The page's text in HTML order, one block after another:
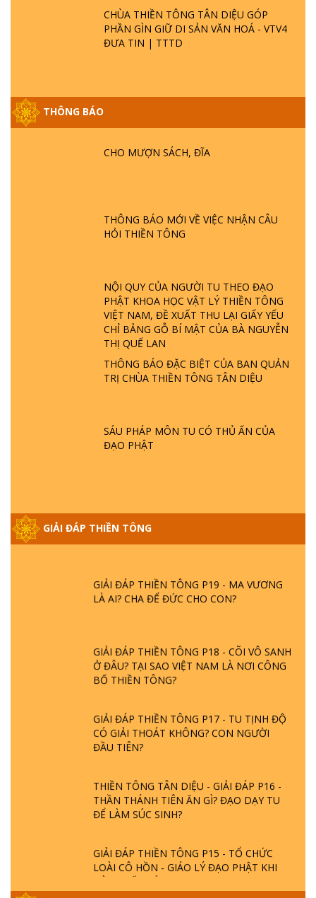
CHÙA THIỀN TÔNG TÂN DIỆU GÓP
PHẦN GÌN GIỮ DI SẢN VĂN HOÁ - VTV4
ĐƯA TIN | TTTD
THÔNG BÁO
CHO MƯỢN SÁCH, ĐĨA
THÔNG BÁO MỚI VỀ VIỆC NHẬN CÂU
HỎI THIỀN TÔNG
NỘI QUY CỦA NGƯỜI TU THEO ĐẠO
PHẬT KHOA HỌC VẬT LÝ THIỀN TÔNG
VIỆT NAM, ĐỀ XUẤT THU LẠI GIẤY YẾU
CHỈ BẢNG GỖ BÍ MẬT CỦA BÀ NGUYỄN
THỊ QUẾ LAN
THÔNG BÁO ĐẶC BIỆT CỦA BAN QUẢN
TRỊ CHÙA THIỀN TÔNG TÂN DIỆU
SÁU PHÁP MÔN TU CÓ THỦ ẤN CỦA
ĐẠO PHẬT
GIẢI ĐÁP THIỀN TÔNG
PHẬT KHÔNG NÓI? HỘI LONG HOA LÀ
HỘI GÌ? TỬ VÌ ĐẠO
TTTD
GIẢI ĐÁP ĐẶC BIỆT P23 - THIÊN ĐÀNG Ở
GIẢI ĐÁP THIỀN TÔNG ĐẶC BIỆT P22 - TẠI
SAO TRÁI ĐẤT NHIỀU THIÊN TAI - LŨ LỤT
- HỎA HOẠN | TTTD
GIẢI ĐÁP THIỀN TÔNG ĐẶC BIỆT P21 - TẠI
SAO ĐỨC PHẬT BƯỚC ĐI 7 BƯỚC TRÊN
GIẢI ĐÁP VỀ LỄ TIỄN THIỀN TÔNG SƯ
NGỌC LÂM VỀ PHẬT GIỚI
- BÁC NGUYỄN NHÂN LÀ AI? PHIỀN NÃO
DO ĐÂU MÀ CÓ?
LÀ AI? CHA ĐỂ ĐỨC CHO CON?
Ở ĐÂU? TẠI SAO VIỆT NAM LÀ NƠI CÔNG
BỐ THIỀN TÔNG?
CÓ GIẢI THOÁT KHÔNG? CON NGƯỜI
ĐẦU TIÊN?
THẦN THÁNH TIÊN ĂN GÌ? ĐẠO DẠY TU
ĐỂ LÀM SÚC SINH?
LOÀI CÔ HỒN - GIÁO LÝ ĐẠO PHẬT KHI
NÀO XUẤT BẢN